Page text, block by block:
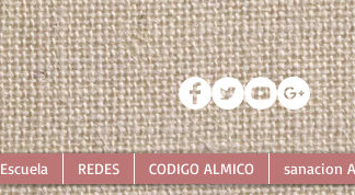
Escuela REDES CODIGO ALMICO sanacion